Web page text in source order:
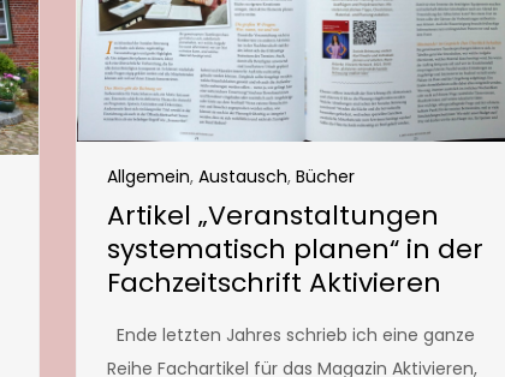
Allgemein, Austausch, Bücher
Artikel „Veranstaltungen
systematisch planen“ in der
Fachzeitschrift Aktivieren
Ende letzten Jahres schrieb ich eine ganze
Reihe Fachartikel für das Magazin Aktivieren,